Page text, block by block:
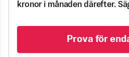
kronor i månaden därefter.
Prova för